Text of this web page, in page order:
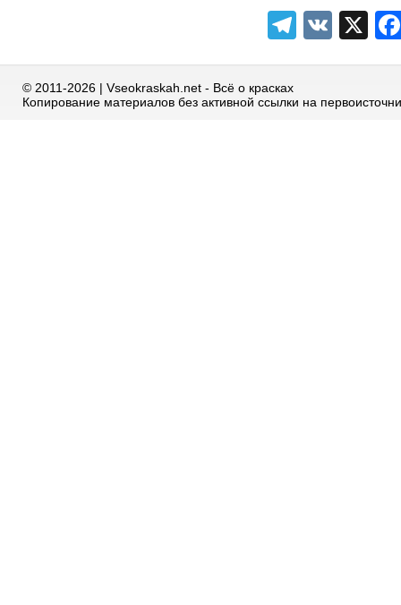
VK X
© 2011-2026 | Vseokraskah.net - Всё о красках
Копирование материалов без активной ссылки на